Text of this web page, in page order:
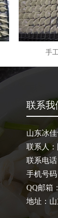
手
联系我
山东冰
联系人
联系电话
手机号码
QQ邮箱
地址：